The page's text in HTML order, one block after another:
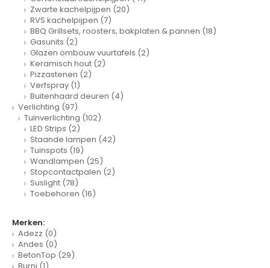
Zwarte kachelpijpen (20)
RVS kachelpijpen (7)
BBQ Grillsets, roosters, bakplaten & pannen (18)
Gasunits (2)
Glazen ombouw vuurtafels (2)
Keramisch hout (2)
Pizzastenen (2)
Verfspray (1)
Buitenhaard deuren (4)
Verlichting (97)
Tuinverlichting (102)
LED Strips (2)
Staande lampen (42)
Tuinspots (19)
Wandlampen (25)
Stopcontactpalen (2)
Suslight (78)
Toebehoren (16)
Merken:
Adezz (0)
Andes (0)
BetonTop (29)